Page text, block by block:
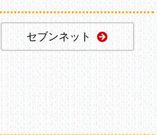
セブンネット